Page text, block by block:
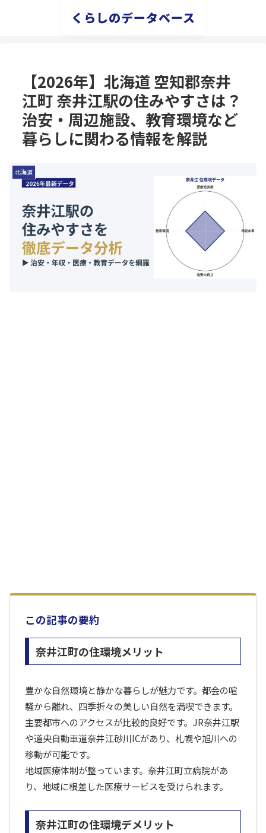
くらしのデータベース
【2026年】北海道 空知郡奈井
江町 奈井江駅の住みやすさは？
治安・周辺施設、教育環境など
暮らしに関わる情報を解説
北海道
この記事の要約
奈井江町の住環境メリット
豊かな自然環境と静かな暮らしが魅力です。都会の喧
騒から離れ、四季折々の美しい自然を満喫できます。
主要都市へのアクセスが比較的良好です。JR奈井江駅
や道央自動車道奈井江砂川ICがあり、札幌や旭川への
移動が可能です。
地域医療体制が整っています。奈井江町立病院があ
り、地域に根差した医療サービスを受けられます。
奈井江町の住環境デメリット